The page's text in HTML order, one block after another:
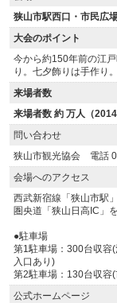
狭山市駅西口・市民広
大会のポイント
今から約150年前の江
り。七夕飾りは手作り。
来場者数
来場者数 約 万人（2014
問い合わせ
狭山市観光協会 電話
会場へのアクセス
西武新宿線「狭山市駅
圏央道「狭山日高IC」
●駐車場
第1駐車場：300台収容
入口あり)
第2駐車場：130台収容
公式ホームページ